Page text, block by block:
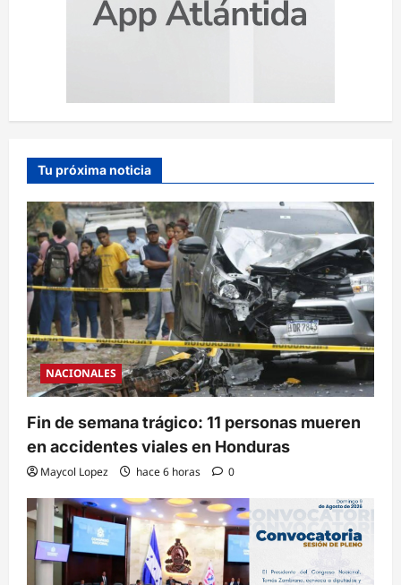
Tu próxima noticia
NACIONALES
Fin de semana trágico: 11 personas mueren
en accidentes viales en Honduras
Maycol Lopez hace 6 horas 0